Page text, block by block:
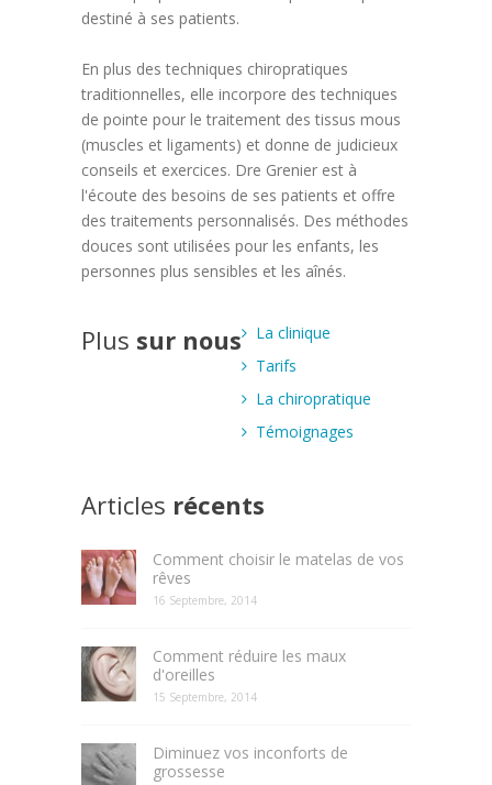
destiné à ses patients.
En plus des techniques chiropratiques
traditionnelles, elle incorpore des techniques
de pointe pour le traitement des tissus mous
(muscles et ligaments) et donne de judicieux
conseils et exercices. Dre Grenier est à
l'écoute des besoins de ses patients et offre
des traitements personnalisés. Des méthodes
douces sont utilisées pour les enfants, les
personnes plus sensibles et les aînés.
Plus sur nous
La clinique
Tarifs
La chiropratique
Témoignages
Articles récents
Comment choisir le matelas de vos
rêves
16 Septembre, 2014
Comment réduire les maux
d'oreilles
15 Septembre, 2014
Diminuez vos inconforts de
grossesse